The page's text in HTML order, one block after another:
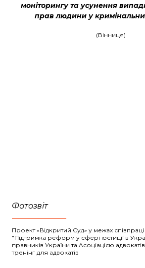
моніторингу та усунення
прав людини у
(Вінниця)
Фотозвіт
Проект «Відкритий Суд» у межах
"Підтримка реформ у сфері юстиції в
правників України та Асоціацією
тренінг для адвокатів